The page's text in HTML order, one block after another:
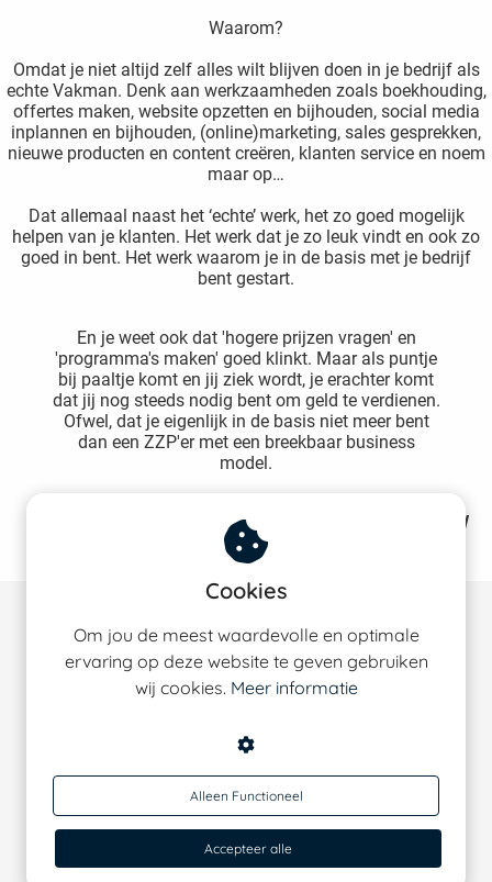
Waarom?
Omdat je niet altijd zelf alles wilt blijven doen in je bedrijf als
echte Vakman. Denk aan werkzaamheden zoals boekhouding,
offertes maken, website opzetten en bijhouden, social media
inplannen en bijhouden, (online)marketing, sales gesprekken,
nieuwe producten en content creëren, klanten service en noem
maar op…
Dat allemaal naast het ‘echte’ werk, het zo goed mogelijk
helpen van je klanten. Het werk dat je zo leuk vindt en ook zo
goed in bent. Het werk waarom je in de basis met je bedrijf
bent gestart.
En je weet ook dat 'hogere prijzen vragen' en
'programma's maken' goed klinkt. Maar als puntje
bij paaltje komt en jij ziek wordt, je erachter komt
dat jij nog steeds nodig bent om geld te verdienen.
Ofwel, dat je eigenlijk in de basis niet meer bent
dan een ZZP'er met een breekbaar business
model.
worden binnen het bedrijf en in vrijheid
kunnen leven en ondernemen. En wij helpen je daarbij.
Wat je eraan hebt om je aan te melden?
Krachtig denken
Cookies
Om jou de meest waardevolle en optimale
ervaring op deze website te geven gebruiken
wij cookies. Meer informatie
Alleen Functioneel
Accepteer alle